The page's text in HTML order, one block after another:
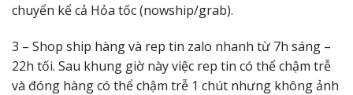
chuyển kể cả Hỏa tốc (nowship/grab).
3 – Shop ship hàng và rep tin zalo nhanh từ 7h sáng –
22h tối. Sau khung giờ này việc rep tin có thể chậm trễ
và đóng hàng có thể chậm trễ 1 chút nhưng không ảnh